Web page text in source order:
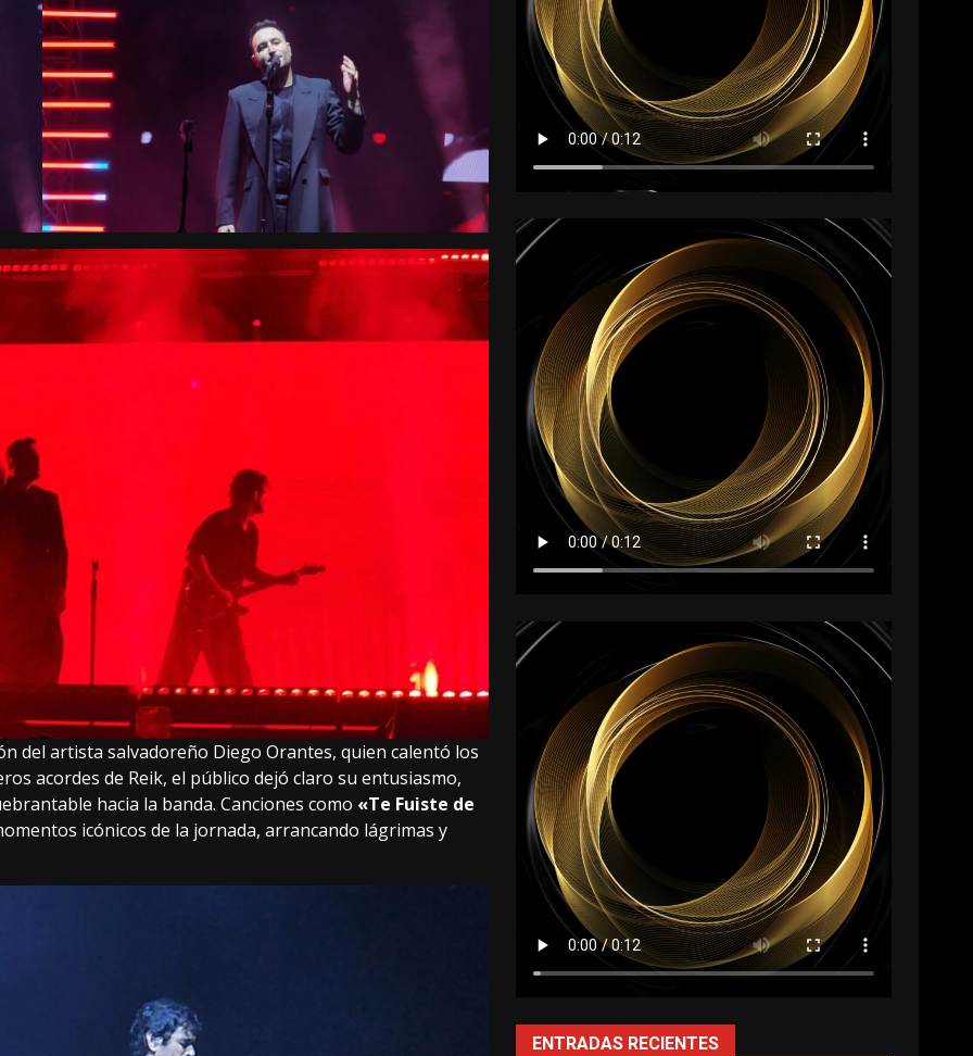
del artista salvadoreño Diego Orantes, quien calentó los
acordes de Reik, el público dejó claro su entusiasmo,
hacia la banda. Canciones como «Te Fuiste de
icónicos de la jornada, arrancando lágrimas y
ENTRADAS RECIENTES